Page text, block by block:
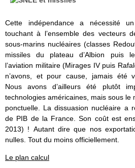
Cette indépendance a nécessité
touchant à l’ensemble des vecteurs
sous-marins nucléaires (classes
missiles du plateau d’Albion puis
l’aviation militaire (Mirages IV puis
n’avons, et pour cause, jamais été
Nous avons d’ailleurs été plutôt
technologies américaines, mais sous le
ponctuelle. La dissuasion nucléaire a
de PIB de la France. Son coût est
2013) ! Autant dire que nos
nulles. Tout du moins officiellement.
Le plan calcul